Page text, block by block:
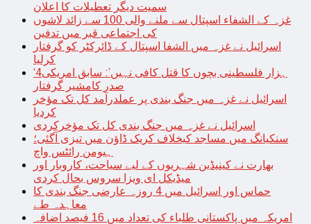
سمیت دیگر تعطیلات کا اعلان
غزہ کے الشفاء اسپتال سے ملنے والی 100 سے زائد لاشوں
کی اجتماعی قبر میں تدفین
اسرائیل نے غزہ میں الشفا اسپتال کے ڈائرکٹر کو گرفتار
کرلیا
‘4ہزار فلسطینی بچوں کا قتل کافی نہیں’: سابق امریکی
صدر کامشیر گرفتار
اسرائیل نے غزہ میں جنگ بندی پر عملدرآمد کل تک مؤخر
کردیا
اسرائیل نے غزہ میں جنگ بندی کل تک مؤخرکردی
سنکیانگ میں مساجد کیخلاف کریک ڈاؤن میں تیزی آگئی؛
ہیومن رائٹس واچ
بھارت نے کینیڈین شہریوں کے لیے سیاحت، کاروبار اور
میڈیکل ای ویزا سروس بحال کردی
حماس اور اسرائیل میں 4 روزہ عارضی جنگ بندی کا
معاہدہ طے
امریکہ میں پاکستانی طلباء کی تعداد میں 16 فیصد اضافہ